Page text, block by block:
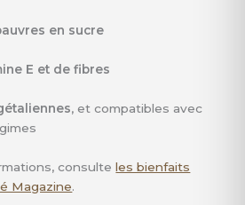
en sucre
E et de fibres
, et compatibles avec
consulteles bienfaits
Magazine.